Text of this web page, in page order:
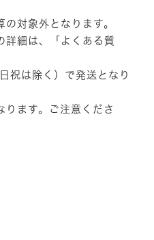
対象外となります。
細は、
「よくある質
祝は除く）で発送となり
ます。ご注意くださ